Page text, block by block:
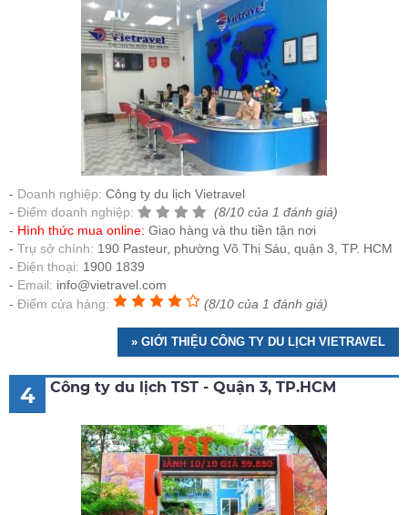
Doanh nghiệp: Công ty du lịch Vietravel
Điểm doanh nghiệp:
(8/10 của 1 đánh giá)
Hình thức mua online: Giao hàng và thu tiền tận nơi
Trụ sở chính: 190 Pasteur, phường Võ Thị Sáu, quận 3, TP. HCM
Điện thoại: 1900 1839
Email: info@vietravel.com
Điểm cửa hàng:
(8/10 của 1 đánh giá)
» GIỚI THIỆU CÔNG TY DU LỊCH VIETRAVEL
4 Công ty du lịch TST - Quận 3, TP.HCM